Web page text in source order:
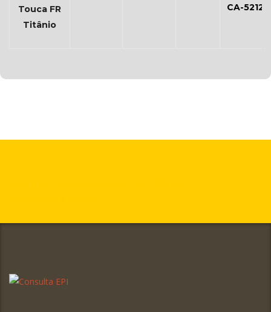
Touca FR
Titânio
CA-52120